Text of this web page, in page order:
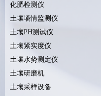
化肥检测仪
土壤墒情监测仪
土壤PH测试仪
土壤紧实度仪
土壤水势测定仪
土壤研磨机
土壤采样设备